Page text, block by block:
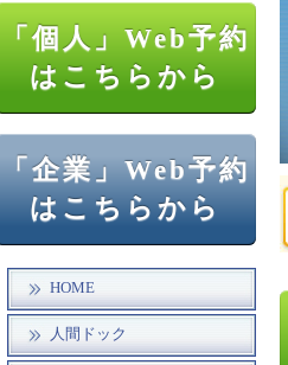
「個人」Web予約
はこちらから
「企業」Web予約
はこちらから
HOME
人間ドック